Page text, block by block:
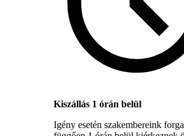
Kiszállás 1 órán belül
Igény esetén szakembereink